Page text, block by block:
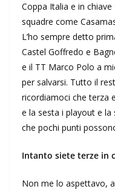
Coppa Italia e in
squadre come
L’ho sempre detto
Castel Goffredo e
e il TT Marco Polo a
per salvarsi. Tutto il
ricordiamoci che terza
e la sesta i playout e
che pochi punti
Intanto siete terze in
Non me lo aspettavo,